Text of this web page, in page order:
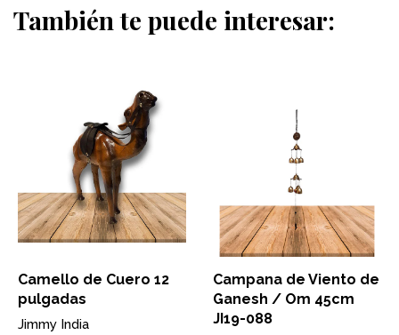
También te puede interesar:
Camello de Cuero 12
pulgadas
Jimmy India
Campana de Viento de
Ganesh / Om 45cm
JI19-088